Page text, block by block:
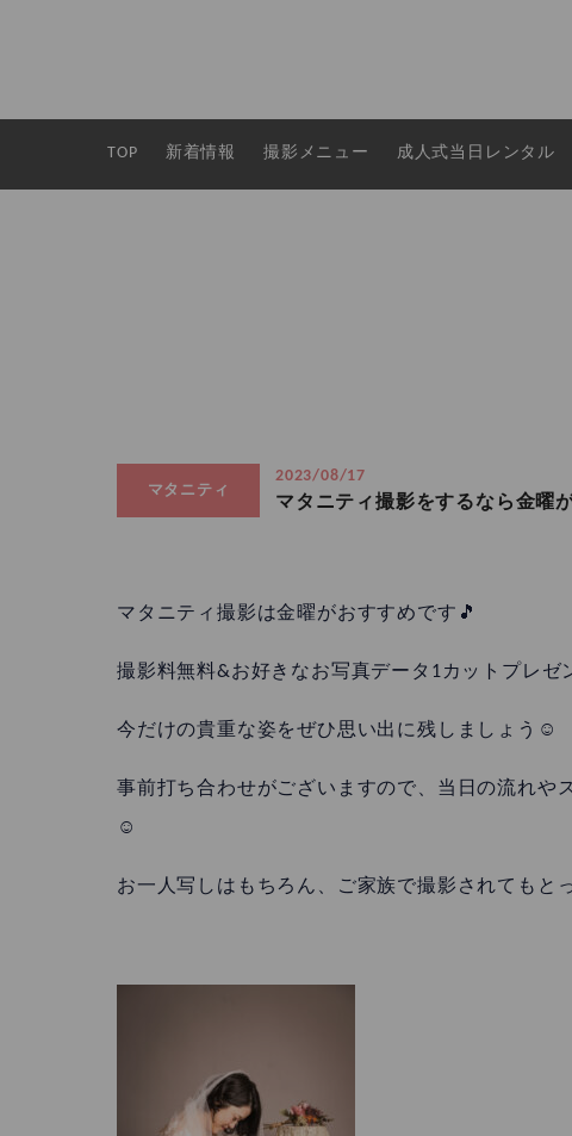
TOP 新着情報 撮影メニュー 成人式当日レンタル
マタニティ
2023/08/17
マタニティ撮影をするなら金曜
マタニティ撮影は金曜がおすすめです🎵
撮影料無料&お好きなお写真データ1カットプレゼ
今だけの貴重な姿をぜひ思い出に残しましょう☺
事前打ち合わせがございますので、当日の流れや
☺
お一人写しはもちろん、ご家族で撮影されてもと